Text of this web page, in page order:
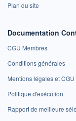
Plan du site
Documentation
CGU Membres
Conditions générales
Mentions légales et CGU
Politique d'exécution
Rapport de meilleure